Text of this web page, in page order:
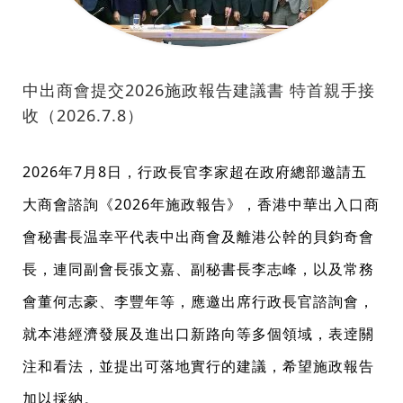
中出商會提交2026施政報告建議書 特首親手接
收（2026.7.8）
2026年7月8日，行政長官李家超在政府總部邀請五
大商會諮詢《2026年施政報告》，香港中華出入口商
會秘書長温幸平代表中出商會及離港公幹的貝鈞奇會
長，連同副會長張文嘉、副秘書長李志峰，以及常務
會董何志豪、李豐年等，應邀出席行政長官諮詢會，
就本港經濟發展及進出口新路向等多個領域，表逹關
注和看法，並提出可落地實行的建議，希望施政報告
加以採納。